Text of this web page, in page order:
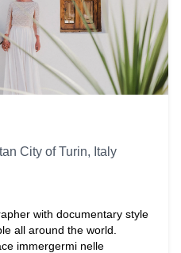
City of Turin, Italy
with documentary style
all around the world.
immergermi nelle